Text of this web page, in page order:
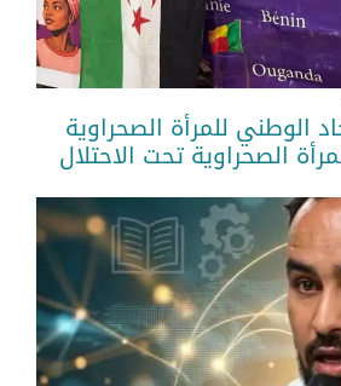
الوطني للمرأة الصحراوية
الصحراوية تحت الاحتلال